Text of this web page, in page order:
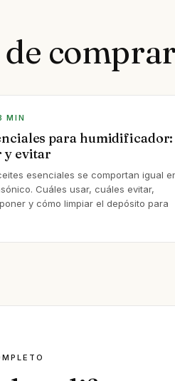
comprar
MIN
para humidificador:
y evitar
esenciales se comportan igual
Cuáles usar, cuáles evitar,
y cómo limpiar el depósito para